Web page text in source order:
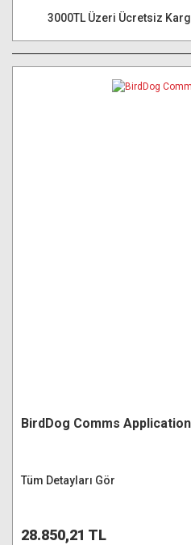
3000TL Üzeri Ücretsiz
BirdDog Comms Application
Tüm Detayları Gör
28.850,21 TL